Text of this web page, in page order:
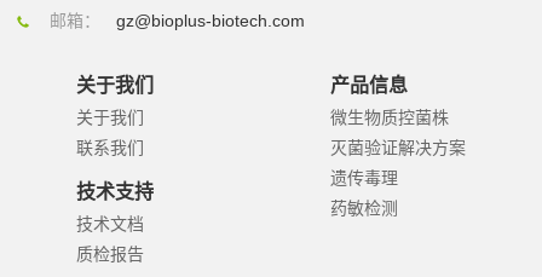
邮箱：
gz@bioplus-biotech.com
关于我们
关于我们
联系我们
技术支持
技术文档
质检报告
产品信息
微生物质控菌株
灭菌验证解决方案
遗传毒理
药敏检测